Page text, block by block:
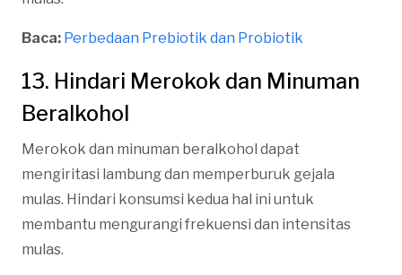
Baca: Perbedaan Prebiotik dan Probiotik
13. Hindari Merokok dan Minuman
Beralkohol
Merokok dan minuman beralkohol dapat
mengiritasi lambung dan memperburuk gejala
mulas. Hindari konsumsi kedua hal ini untuk
membantu mengurangi frekuensi dan intensitas
mulas.